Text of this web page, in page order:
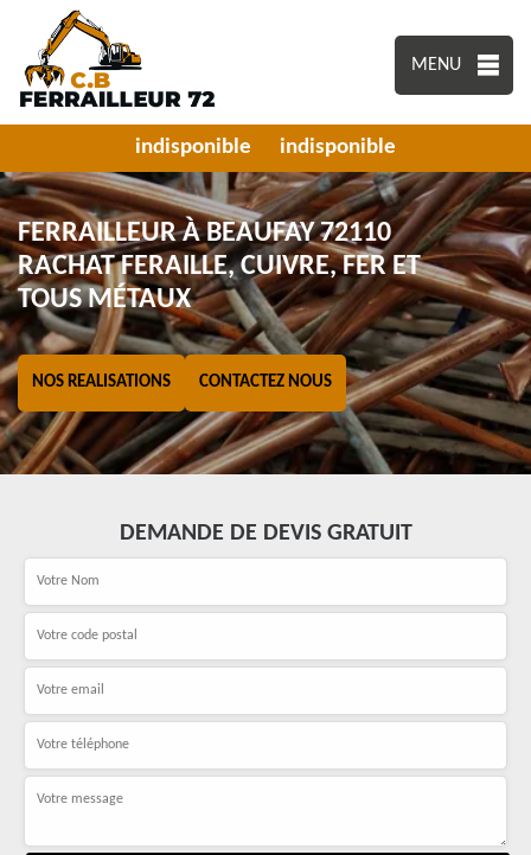
MENU
indisponible indisponible
FERRAILLEUR À BEAUFAY 72110
RACHAT FERAILLE, CUIVRE, FER ET
TOUS MÉTAUX
NOS REALISATIONS CONTACTEZ NOUS
DEMANDE DE DEVIS GRATUIT